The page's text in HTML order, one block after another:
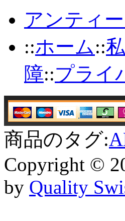
アンティ
::ホーム::
障::プライ
商品のタグ:A
Copyright ©
by Quality